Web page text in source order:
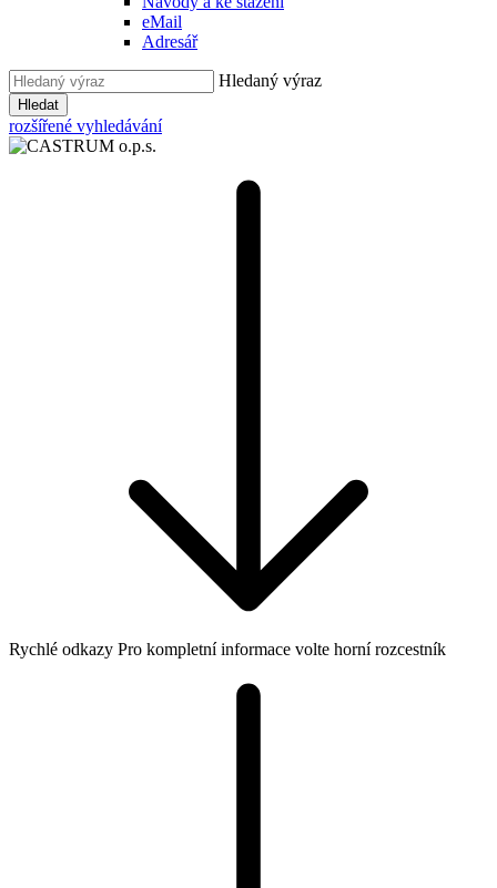
eMail
Adresář
Hledaný výraz
Hledat
rozšířené vyhledávání
Rychlé odkazy Pro kompletní informace volte horní rozcestník